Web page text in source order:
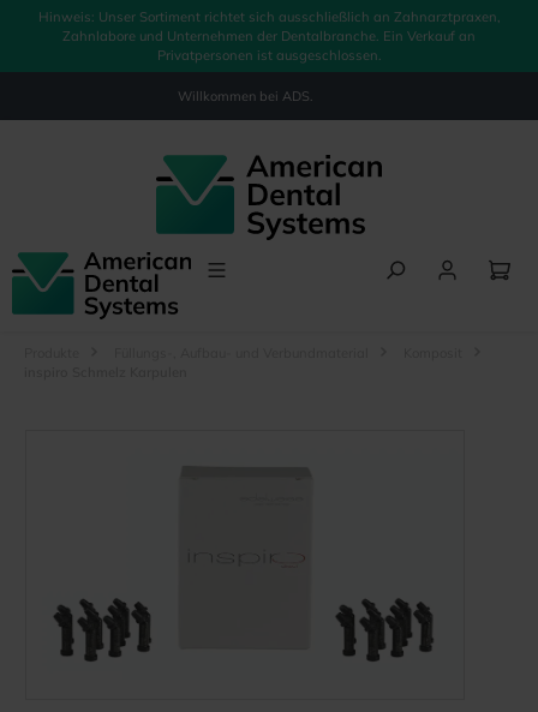
springen
Hinweis: Unser Sortiment richtet sich ausschließlich an Zahnarztpraxen,
Zahnlabore und Unternehmen der Dentalbranche. Ein Verkauf an
Privatpersonen ist ausgeschlossen.
Willkommen bei ADS.